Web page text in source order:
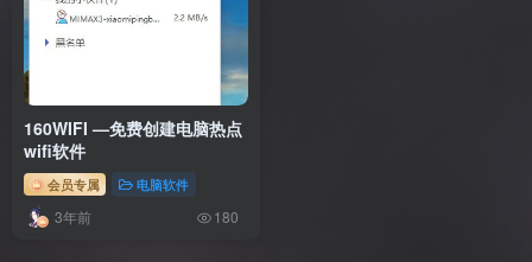
160WIFI —免费创建电脑热点
wifi软件
会员专属 电脑软件
3年前 180